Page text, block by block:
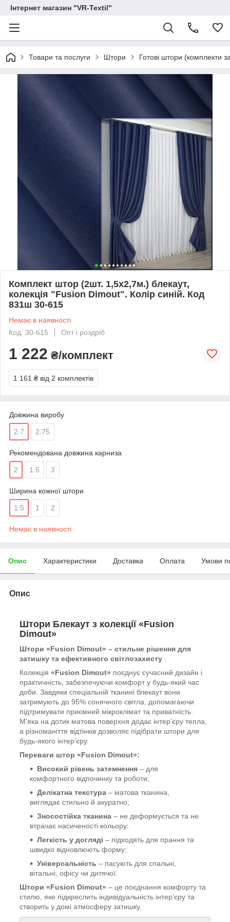
Інтернет магазин "VR-Textil"
Товари та послуги Штори Готові штори (комплекти
Комплект штор (2шт. 1,5х2,7м.) блекаут,
колекція "Fusion Dimout". Колір синій. Код
831ш 30-615
Немає в наявності
Код: 30-615
Опт і роздріб
1 222 ₴/комплект
1 161 ₴ від 2 комплектів
Довжина виробу
2.7 2.75
Рекомендована довжина карниза
2 1.5 3
Ширина кожної штори
1.5 1 2
Немає в наявності
Опис Характеристики Доставка Оплата Умови
Опис
Штори Блекаут з колекції «Fusion
Dimout»
Штори «Fusion Dimout» – стильне рішення для
затишку та ефективного світлозахисту
Колекція «Fusion Dimout» поєднує сучасний дизайн і
практичність, забезпечуючи комфорт у будь-який час
доби. Завдяки спеціальній тканині блекаут вони
затримують до 95% сонячного світла, допомагаючи
підтримувати приємний мікроклімат та приватність.
М’яка на дотик матова поверхня додає інтер’єру тепла,
а різноманіття відтінків дозволяє підібрати штори для
будь-якого інтер’єру.
Переваги штор «Fusion Dimout»:
Високий рівень затемнення – для
комфортного відпочинку та роботи;
Делікатна текстура – матова тканина,
виглядає стильно й акуратно;
Зносостійка тканина – не деформується та не
втрачає насиченості кольору;
Легкість у догляді – підходять для прання та
швидко відновлюють форму;
Універсальність – пасують для спальні,
вітальні, офісу чи дитячої.
Штори «Fusion Dimout» – це поєднання комфорту та
стилю, яке підкреслить індивідуальність інтер’єру та
створить у домі атмосферу затишку.